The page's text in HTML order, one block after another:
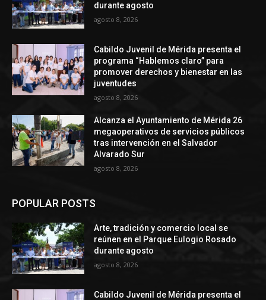
durante agosto
agosto 8, 2026
Cabildo Juvenil de Mérida presenta el
programa “Hablemos claro” para
promover derechos y bienestar en las
juventudes
agosto 8, 2026
Alcanza el Ayuntamiento de Mérida 26
megaoperativos de servicios públicos
tras intervención en el Salvador
Alvarado Sur
agosto 8, 2026
POPULAR POSTS
Arte, tradición y comercio local se
reúnen en el Parque Eulogio Rosado
durante agosto
agosto 8, 2026
Cabildo Juvenil de Mérida presenta el